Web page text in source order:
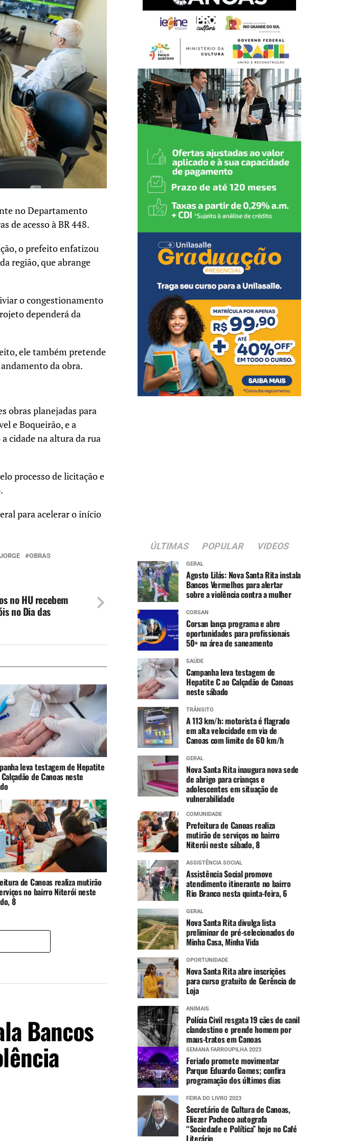
no Departamento
de acesso à BR 448.
o prefeito enfatizou
região, que abrange
o congestionamento
dependerá da
ele também pretende
da obra.
obras planejadas para
e Boqueirão, e a
cidade na altura da rua
processo de licitação e
para acelerar o início
OBRAS
no HU recebem
no Dia das
leva testagem de Hepatite
de Canoas neste
de Canoas realiza mutirão
no bairro Niterói neste
8
Bancos
ÚLTIMAS POPULAR VIDEOS
GERAL
Agosto Lilás: Nova Santa Rita instala
Bancos Vermelhos para alertar
sobre a violência contra a mulher
CORSAN
Corsan lança programa e abre
oportunidades para profissionais
50+ na área de saneamento
SAÚDE
Campanha leva testagem de
Hepatite C ao Calçadão de Canoas
neste sábado
TRÂNSITO
A 113 km/h: motorista é flagrado
em alta velocidade em via de
Canoas com limite de 60 km/h
GERAL
Nova Santa Rita inaugura nova sede
de abrigo para crianças e
adolescentes em situação de
vulnerabilidade
COMUNIDADE
Prefeitura de Canoas realiza
mutirão de serviços no bairro
Niterói neste sábado, 8
ASSISTÊNCIA SOCIAL
Assistência Social promove
atendimento itinerante no bairro
Rio Branco nesta quinta-feira, 6
GERAL
Nova Santa Rita divulga lista
preliminar de pré-selecionados do
Minha Casa, Minha Vida
OPORTUNIDADE
Nova Santa Rita abre inscrições
para curso gratuito de Gerência de
Loja
ANIMAIS
Polícia Civil resgata 19 cães de canil
clandestino e prende homem por
maus-tratos em Canoas
SEMANA FARROUPILHA 2023
Feriado promete movimentar
Parque Eduardo Gomes; confira
programação dos últimos dias
FEIRA DO LIVRO 2023
Secretário de Cultura de Canoas,
Eliezer Pacheco autografa
“Sociedade e Política” hoje no Café
Literário